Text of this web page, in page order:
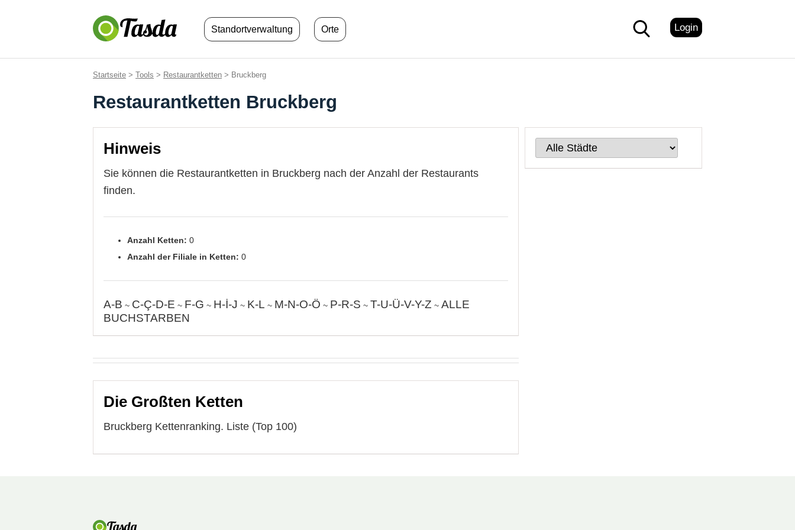
Login
Standortverwaltung Orte
Startseite > Tools > Restaurantketten > Bruckberg
Restaurantketten Bruckberg
Hinweis
Sie können die Restaurantketten in Bruckberg nach der Anzahl der Restaurants
finden.
Anzahl Ketten: 0
Anzahl der Filiale in Ketten: 0
A-B ~ C-Ç-D-E ~ F-G ~ H-İ-J ~ K-L ~ M-N-O-Ö ~ P-R-S ~ T-U-Ü-V-Y-Z ~ ALLE
BUCHSTARBEN
Die Großten Ketten
Bruckberg Kettenranking. Liste (Top 100)